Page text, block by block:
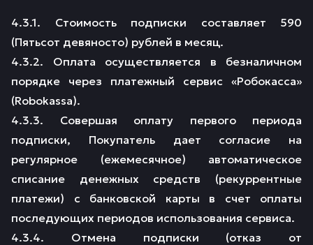
4.3.1. Стоимость подписки составляет 590
(Пятьсот девяносто) рублей в месяц.
4.3.2. Оплата осуществляется в безналичном
порядке через платежный сервис «Робокасса»
(Robokassa).
4.3.3. Совершая оплату первого периода
подписки, Покупатель дает согласие на
регулярное (ежемесячное) автоматическое
списание денежных средств (рекуррентные
платежи) с банковской карты в счет оплаты
последующих периодов использования сервиса.
4.3.4. Отмена подписки (отказ от